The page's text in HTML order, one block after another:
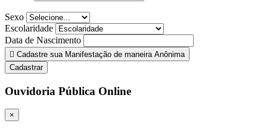
Sexo
Escolaridade
Data de Nascimento
Cadastre sua Manifestação de maneira Anônima
Cadastrar
Ouvidoria Pública Online
×